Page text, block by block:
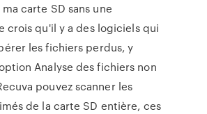
carte SD sans une
crois qu'il y a des logiciels qui
les fichiers perdus, y
Analyse des fichiers non
pouvez scanner les
de la carte SD entière, ces